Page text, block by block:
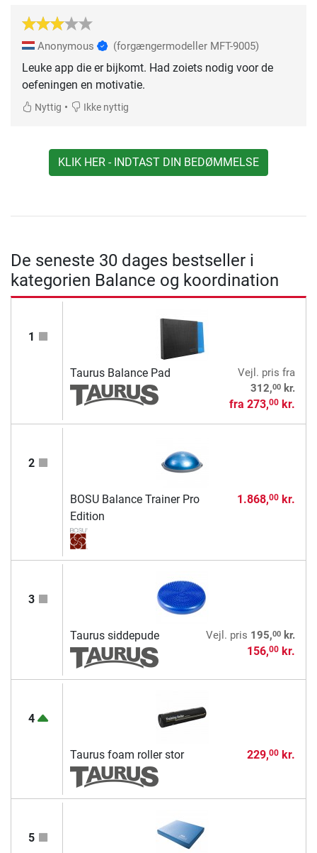
Anonymous (forgængermodeller MFT-9005)
Leuke app die er bijkomt. Had zoiets nodig voor de
oefeningen en motivatie.
Nyttig • Ikke nyttig
KLIK HER - INDTAST DIN BEDØMMELSE
De seneste 30 dages bestseller i
kategorien Balance og koordination
1
Taurus Balance Pad Vejl. pris fra
312,00kr.
fra 273,00kr.
2
BOSU Balance Trainer Pro
Edition
1.868,00kr.
3
Taurus siddepude Vejl. pris 195,00kr.
156,00kr.
4
Taurus foam roller stor 229,00kr.
5